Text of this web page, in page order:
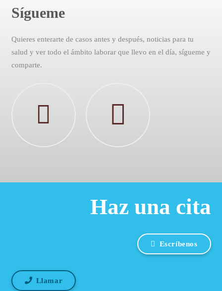
Sígueme
Quieres enterarte de casos antes y después, noticias para tu
salud y ver todo el ámbito laborar que llevo en el día, sígueme y
comparte.
Haz una cita
Escríbenos
Llamar